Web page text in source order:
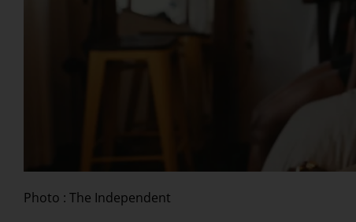
Photo : The Independent